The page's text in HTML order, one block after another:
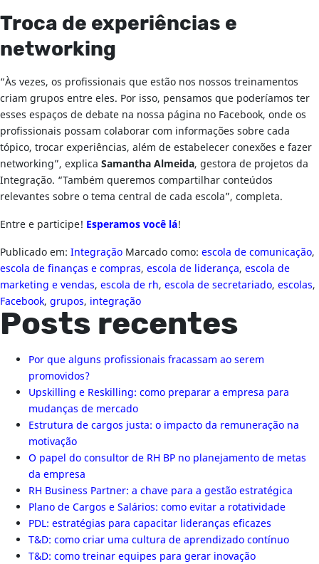
Troca de experiências e
networking
“Às vezes, os profissionais que estão nos nossos treinamentos
criam grupos entre eles. Por isso, pensamos que poderíamos ter
esses espaços de debate na nossa página no Facebook, onde os
profissionais possam colaborar com informações sobre cada
tópico, trocar experiências, além de estabelecer conexões e fazer
networking”, explica Samantha Almeida, gestora de projetos da
Integração. “Também queremos compartilhar conteúdos
relevantes sobre o tema central de cada escola”, completa.
Entre e participe! Esperamos você lá!
Publicado em: Integração Marcado como: escola de comunicação,
escola de finanças e compras, escola de liderança, escola de
marketing e vendas, escola de rh, escola de secretariado, escolas,
Facebook, grupos, integração
Posts recentes
Por que alguns profissionais fracassam ao serem
promovidos?
Upskilling e Reskilling: como preparar a empresa para
mudanças de mercado
Estrutura de cargos justa: o impacto da remuneração na
motivação
O papel do consultor de RH BP no planejamento de metas
da empresa
RH Business Partner: a chave para a gestão estratégica
Plano de Cargos e Salários: como evitar a rotatividade
PDL: estratégias para capacitar lideranças eficazes
T&D: como criar uma cultura de aprendizado contínuo
T&D: como treinar equipes para gerar inovação